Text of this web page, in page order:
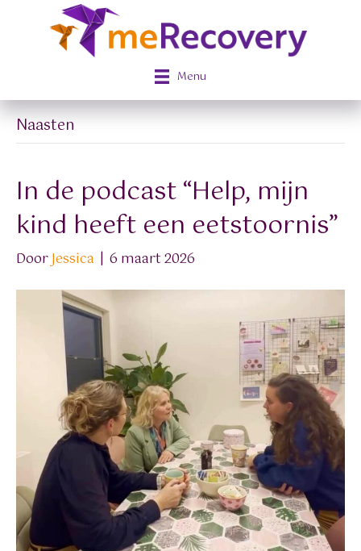
Menu
Naasten
In de podcast “Help, mijn
kind heeft een eetstoornis”
DoorJessica | 6 maart 2026